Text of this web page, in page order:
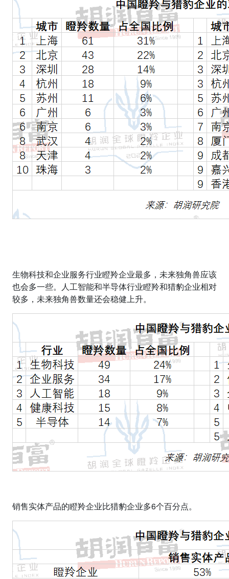
生物科技和企业服务行业瞪羚企业最多，未来独角兽应该
也会多一些。人工智能和半导体行业瞪羚和猎豹企业相对
较多，未来独角兽数量还会稳健上升。
销售实体产品的瞪羚企业比猎豹企业多6个百分点。